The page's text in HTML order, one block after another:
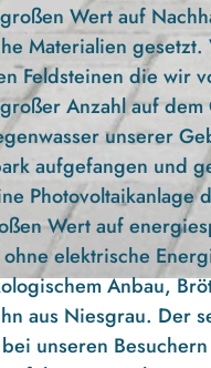
Wert auf
Materialien
Feldsteinen die wir
Anzahl auf
unserer
aufgefangen und
Photovoltaikanlage
Wert auf
elektrische
Anbau,
aus Niesgrau. Der
unseren